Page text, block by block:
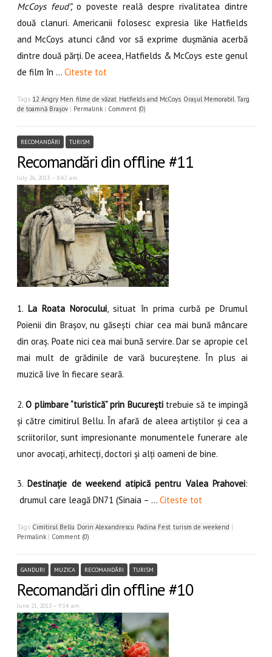
McCoys feud”, o poveste reală despre rivalitatea dintre
două clanuri. Americanii folosesc expresia like Hatfields
and McCoys atunci când vor să exprime dușmănia acerbă
dintre două părți. De aceea, Hatfields & McCoys este genul
de film în … Citeste tot
Tags 12 Angry Men filme de văzat Hatfields and McCoys Orașul Memorabil Targ
de toamnă Brașov | Permalink | Comment (0)
RECOMANDĂRI TURISM
Recomandări din offline #11
July 26, 2013 – 8:42 am
1. La Roata Norocului, situat în prima curbă pe Drumul
Poienii din Brașov, nu găsești chiar cea mai bună mâncare
din oraș. Poate nici cea mai bună servire. Dar se apropie cel
mai mult de grădinile de vară bucureștene. În plus ai
muzică live în fiecare seară.
2.O plimbare “turistică” prin Bucureștitrebuie să te impingă
și către cimitirul Bellu. În afară de aleea artiștilor și cea a
scriitorilor, sunt impresionante monumentele funerare ale
unor avocați, arhitecți, doctori și alți oameni de bine.
3.Destinație de weekend atipică pentru Valea Prahovei:
drumul care leagă DN71 (Sinaia – … Citeste tot
Tags Cimitirul Bellu Dorin Alexandrescu Padina Fest turism de weekend |
Permalink | Comment (0)
GANDURI MUZICA RECOMANDĂRI TURISM
Recomandări din offline #10
June 21, 2013 – 9:14 am